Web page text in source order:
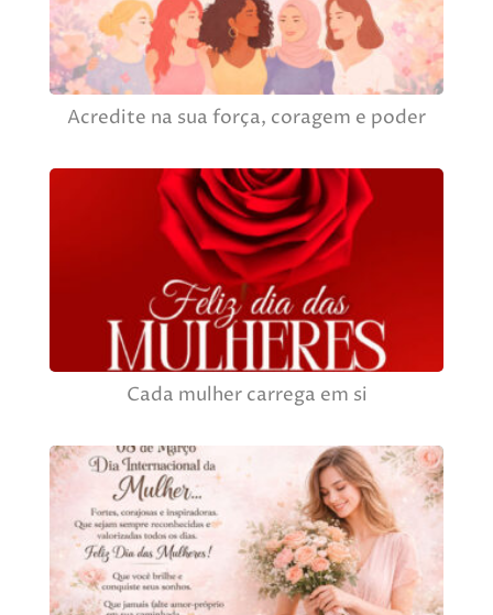
Acredite na sua força, coragem e poder
Cada mulher carrega em si